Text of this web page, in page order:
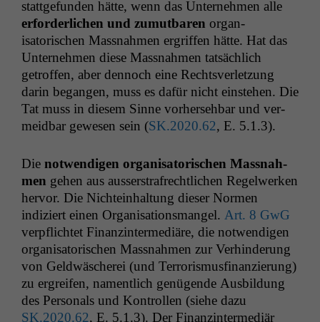
stattge­fun­den hätte, wenn das Unternehmen alle
erforder­lichen und zumut­baren organ­
isatorischen Mass­nah­men ergrif­f­en hätte. Hat das
Unternehmen diese Mass­nah­men tat­säch­lich
getrof­fen, aber den­noch eine Rechtsver­let­zung
darin began­gen, muss es dafür nicht ein­ste­hen. Die
Tat muss in diesem Sinne vorherse­hbar und ver­
mei­d­bar gewe­sen sein (SK.2020.62, E. 5.1.3).
Die notwendi­gen organ­isatorischen Mass­nah­
men gehen aus ausser­strafrechtlichen Regel­w­erken
her­vor. Die Nichtein­hal­tung dieser Nor­men
indiziert einen Organ­i­sa­tion­s­man­gel. Art. 8 GwG
verpflichtet Finanz­in­ter­mediäre, die notwendi­gen
organ­isatorischen Mass­nah­men zur Ver­hin­derung
von Geld­wäscherei (und Ter­ror­is­mus­fi­nanzierung)
zu ergreifen, namentlich genü­gende Aus­bil­dung
des Per­son­als und Kon­trollen (siehe dazu
SK.2020.62, E. 5.1.3). Der Finanz­in­ter­mediär